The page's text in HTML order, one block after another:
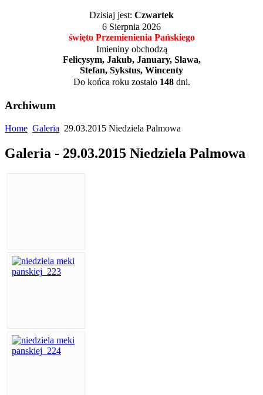
Dzisiaj jest: Czwartek
6 Sierpnia 2026
święto Przemienienia Pańskiego
Imieniny obchodzą
Felicysym, Jakub, January, Sława,
Stefan, Sykstus, Wincenty
Do końca roku zostało 148dni.
Archiwum
Home Galeria 29.03.2015 Niedziela Palmowa
Galeria - 29.03.2015 Niedziela Palmowa